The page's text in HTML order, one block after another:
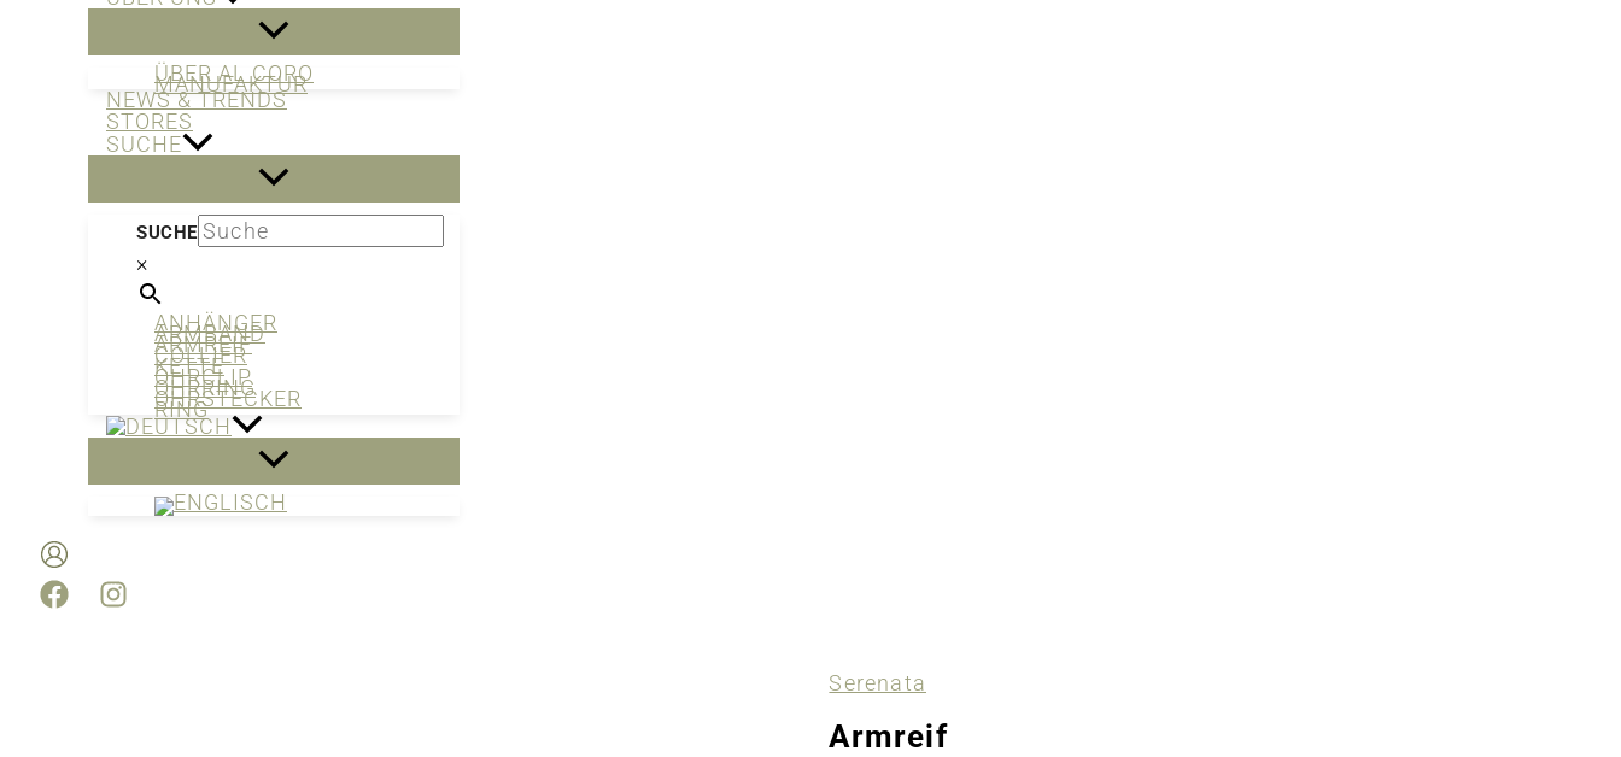
ÜBER AL CORO
MANUFAKTUR
NEWS & TRENDS
STORES
SUCHE
SUCHE
×
ANHÄNGER
ARMBAND
ARMREIF
COLLIER
KETTE
OHRCLIP
OHRRING
OHRSTECKER
RING
Serenata
Armreif